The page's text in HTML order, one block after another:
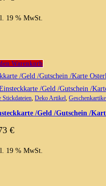
19 % MwSt.
Warenkorb
Stickdateien Deko Artikel
/Geld /Gutschein /
€
19 % MwSt.